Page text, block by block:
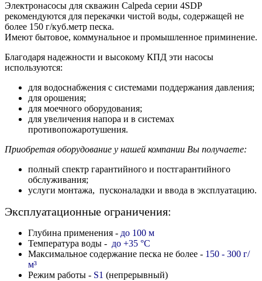
Электронасосы для скважин Calpeda серии 4SDP
рекомендуются для перекачки чистой воды, содержащей не
более 150 г/куб.метр песка.
Имеют бытовое, коммунальное и промышленное приминение.
Благодаря надежности и высокому КПД эти насосы
используются:
для водоснабжения с системами поддержания давления;
для орошения;
для моечного оборудования;
для увеличения напора и в системах
противопожаротушения.
Приобретая оборудование у нашей компании Вы получаете:
полный спектр гарантийного и постгарантийного
обслуживания;
услуги монтажа, пусконаладки и ввода в эксплуатацию.
Эксплуатационные ограничения:
Глубина применения - до 100 м
Температура воды - до +35 °C
Максимальное содержание песка не более - 150 - 300 г/
м³
Режим работы - S1 (непрерывный)